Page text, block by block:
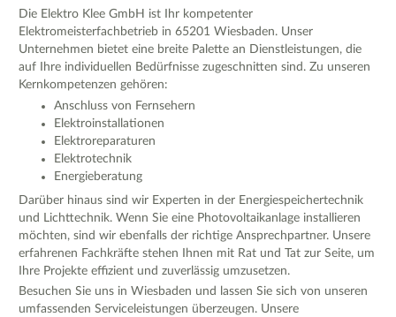
Die Elektro Klee GmbH ist Ihr kompetenter
Elektromeisterfachbetrieb in 65201 Wiesbaden. Unser
Unternehmen bietet eine breite Palette an Dienstleistungen, die
auf Ihre individuellen Bedürfnisse zugeschnitten sind. Zu unseren
Kernkompetenzen gehören:
Anschluss von Fernsehern
Elektroinstallationen
Elektroreparaturen
Elektrotechnik
Energieberatung
Darüber hinaus sind wir Experten in der Energiespeichertechnik
und Lichttechnik. Wenn Sie eine Photovoltaikanlage installieren
möchten, sind wir ebenfalls der richtige Ansprechpartner. Unsere
erfahrenen Fachkräfte stehen Ihnen mit Rat und Tat zur Seite, um
Ihre Projekte effizient und zuverlässig umzusetzen.
Besuchen Sie uns in Wiesbaden und lassen Sie sich von unseren
umfassenden Serviceleistungen überzeugen. Unsere